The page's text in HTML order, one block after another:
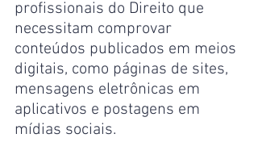
profissionais do Direito que
necessitam comprovar
conteúdos publicados em meios
digitais, como páginas de sites,
mensagens eletrônicas em
aplicativos e postagens em
mídias sociais.